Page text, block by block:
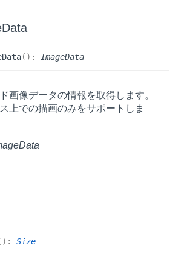
Data
Data( ) : ImageData
画像データの情報を取得します。
上での描画のみをサポートしま
) : Size